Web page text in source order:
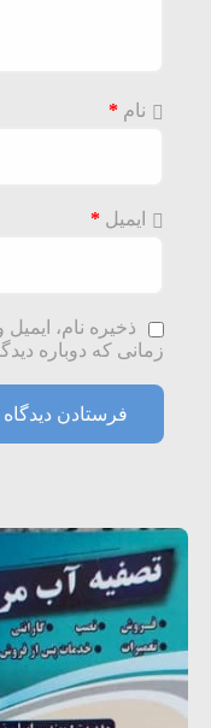
نام *
ایمیل *
ذخیره نام،
زمانی که دوباره